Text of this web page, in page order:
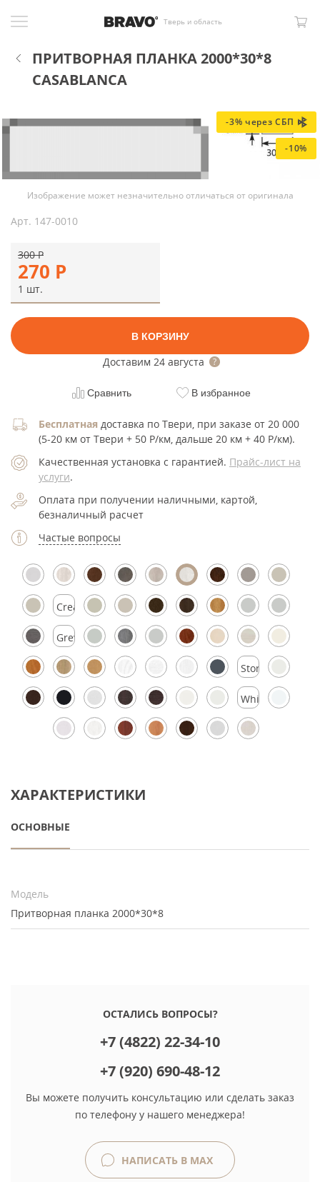
Тверь и область
ПРИТВОРНАЯ ПЛАНКА 2000*30*8
CASABLANCA
-3% через СБП
-10%
Изображение может незначительно отличаться от оригинала
Арт. 147-0010
270 Р
300Р
1 шт.
В КОРЗИНУ
Доставим 24 августа
Сравнить В избранное
Бесплатная доставка по Твери, при заказе от 20 000
(5-20 км от Твери + 50 Р/км, дальше 20 км + 40 Р/км).
Качественная установка с гарантией. Прайс-лист на
услуги.
Оплата при получении наличными, картой,
безналичный расчет
Частые вопросы
Cream
Silk
Grey
Silk
Stormy
Silk
White
Silk
ХАРАКТЕРИСТИКИ
ОСНОВНЫЕ
Модель
Притворная планка 2000*30*8
ОСТАЛИСЬ ВОПРОСЫ?
+7 (4822) 22-34-10
+7 (920) 690-48-12
Вы можете получить консультацию или сделать заказ
по телефону у нашего менеджера!
НАПИСАТЬ В MAX